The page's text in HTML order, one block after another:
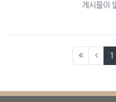
게시물이
1